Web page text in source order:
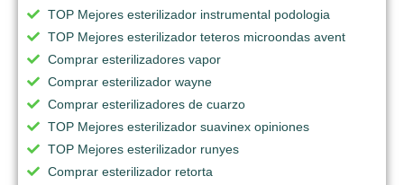
TOP Mejores esterilizador instrumental podologia
TOP Mejores esterilizador teteros microondas avent
Comprar esterilizadores vapor
Comprar esterilizador wayne
Comprar esterilizadores de cuarzo
TOP Mejores esterilizador suavinex opiniones
TOP Mejores esterilizador runyes
Comprar esterilizador retorta